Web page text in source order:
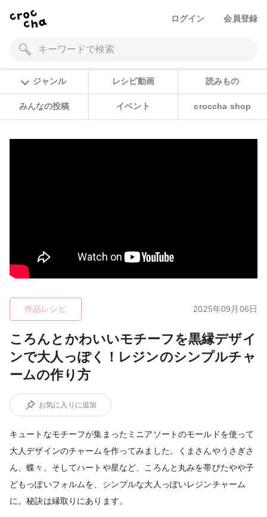
ログイン 会員登録
ジャンル レシピ動画 読みもの
みんなの投稿 イベント croccha shop
作品レシピ 2025年09月06日
ころんとかわいいモチーフを黒縁デザイ
ンで大人っぽく！レジンのシンプルチャ
ームの作り方
お気に入りに追加
キュートなモチーフが集まったミニアソートのモールドを使って
大人デザインのチャームを作ってみました。くまさんやうさぎさ
ん、蝶々、そしてハートや星など、ころんと丸みを帯びたやや子
どもっぽいフォルムを、シンプルな大人っぽいレジンチャーム
に。秘訣は縁取りにあります。